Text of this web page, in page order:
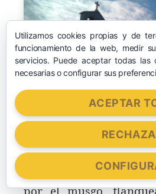
El camino resulta
cansa aunque los
repetidos, bordeado
Utilizamos cookies propias y de
funcionamiento de la web, medir
servicios. Puede aceptar todas las
necesarias o configurar sus
ACEPTAR